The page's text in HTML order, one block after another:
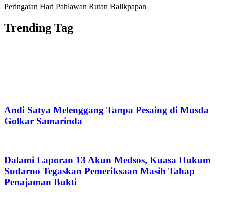
Peringatan Hari Pahlawan Rutan Balikpapan
Trending Tag
Andi Satya Melenggang Tanpa Pesaing di Musda
Golkar Samarinda
Dalami Laporan 13 Akun Medsos, Kuasa Hukum
Sudarno Tegaskan Pemeriksaan Masih Tahap
Penajaman Bukti